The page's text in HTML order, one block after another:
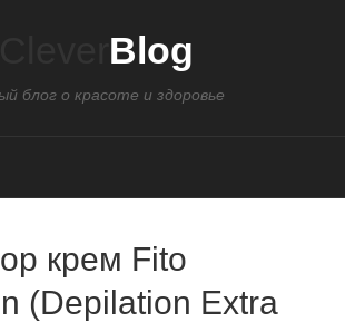
Blog
блог о красоте и здоровье
крем Fito
(Depilation Extra